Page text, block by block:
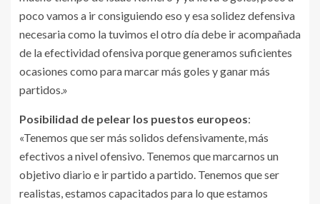
poco vamos a ir consiguiendo eso y esa solidez defensiva
necesaria como la tuvimos el otro día debe ir acompañada
de la efectividad ofensiva porque generamos suficientes
ocasiones como para marcar más goles y ganar más
partidos.»
Posibilidad de pelear los puestos europeos:
«Tenemos que ser más solidos defensivamente, más
efectivos a nivel ofensivo. Tenemos que marcarnos un
objetivo diario e ir partido a partido. Tenemos que ser
realistas, estamos capacitados para lo que estamos